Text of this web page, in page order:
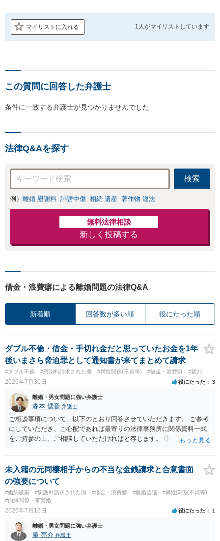
マイリストに入れる 1人がマイリストしています
この質問に回答した弁護士
条件に一致する弁護士が見つかりませんでした
法律Q&Aを探す
検索
例） 離婚 慰謝料 誹謗中傷 相続 遺産 著作物 違法
無料法律相談
新しく投稿する
借金・浪費癖による離婚問題の法律Q&A
新着順 回答数が多い順 役にたった順
ダブル不倫・借金・手切れ金だと思っていたお金を1年
後いまさら脅迫罪として通知書が来てまとめて請求
#ダブル不倫 #慰謝料請求された側 #異性関係(不貞等) #借金・浪費癖 #裁判
2026年7月30日 役にたった 3
離婚・男女問題に強い弁護士
森本 偲音 弁護士
ご相談事項について、以下のとおり回答させていただきます。 ご参考
にしていただき、ご心配であれば最寄りの法律事務所に関係資料一式
をご持参の上、ご相談していただければと存じます。 ① このLINEの
される可能性はあるのか ⇒LINEを含む１００万円の貸付に至るまでの
やり取り等の経緯、誓約書の内容等を踏まえて、関係を清算するため
の 金銭であったと評価される可能性はあると考えます。 ② 「今後一
切関与しないなら100万円振り込む」というLINEや誓約書は、裁判上
どの程度証拠価値があるのか ⇒前後のやり取りや誓約書の具体的内容
を見ない限り、具体的な判断はできませんが、一定の証拠価値はある
することは認められるのか。 ⇒おそらく１００万円は不当利得（受け
取る正当な権利がないのに利益を取得した）として返還請求されてい
未入籍の元同棲相手からの不当な金銭請求と合意書面
の強要について
#婚約破棄 #慰謝料請求された側 #借金・浪費癖 #離婚協議
#異性関係(不貞等)
#内縁関係・事実婚
2026年7月16日 役にたった 1
離婚・男女問題に強い弁護士
泉 亮介 弁護士